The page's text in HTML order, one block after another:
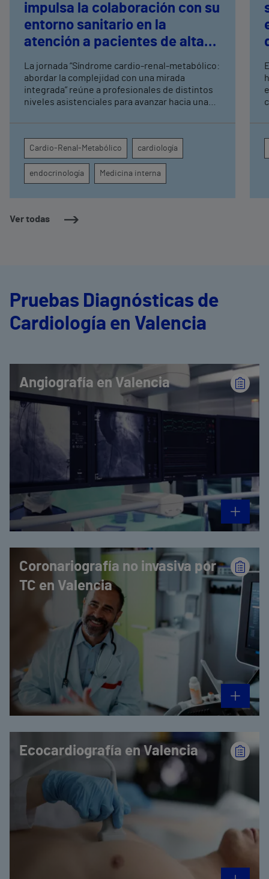
Ver todas
impulsa la colaboración con su
entorno sanitario en la
atención a pacientes de alta
complejidad
La jornada “Síndrome cardio-renal-metabólico:
abordar la complejidad con una mirada
integrada” reúne a profesionales de distintos
niveles asistenciales para avanzar hacia una
Fundación Vithas, la sesión también ha servido
para presentar la nueva Unidad Cardio-Renal-
Metabólica del hospital y su enfoque
asistencial innovador basado en la
colaboración entre especialidades y centros
sanitarios
Cardio-Renal-Metabólico cardiología
endocrinología Medicina interna
Pruebas Diagnósticas de
Cardiología en Valencia
Angiografía en Valencia
Coronariografía no invasiva por
TC en Valencia
Ecocardiografía en Valencia